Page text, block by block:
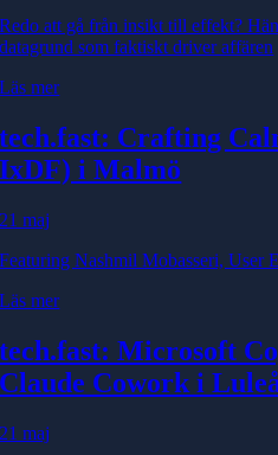
Redo att gå från insikt till effekt?
datagrund som faktiskt driver affären
Läs mer
tech.fast: Crafting
IxDF) i Malmö
21 maj
Featuring Nashmil Mobasseri, User
Läs mer
tech.fast: Microsoft
Claude Cowork i
21 maj